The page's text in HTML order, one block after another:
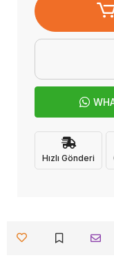
Hızlı Gönderi